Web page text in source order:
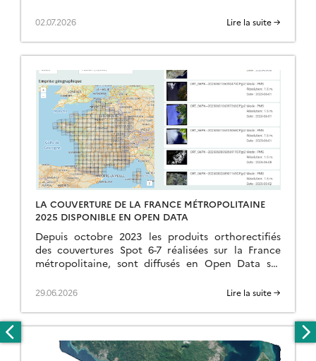
02.07.2026 Lire la suite →
LA COUVERTURE DE LA FRANCE MÉTROPOLITAINE
2025 DISPONIBLE EN OPEN DATA
Depuis octobre 2023 les produits orthorectifiés
des couvertures Spot 6-7 réalisées sur la France
métropolitaine, sont diffusés en Open Data sur
expérimentation portée par DINAMIS avec le
29.06.2026 Lire la suite →